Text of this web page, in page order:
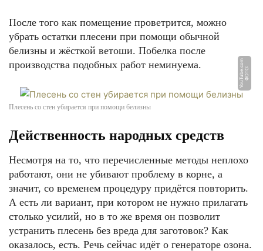
После того как помещение проветрится, можно
убрать остатки плесени при помощи обычной
белизны и жёсткой ветоши. Побелка после
производства подобных работ неминуема.
Ф
О
Т
О:
Y
o
u
T
u
b
e.
c
o
m
Плесень со стен убирается при помощи белизны
Действенность народных средств
Несмотря на то, что перечисленные методы неплохо
работают, они не убивают проблему в корне, а
значит, со временем процедуру придётся повторить.
А есть ли вариант, при котором не нужно прилагать
столько усилий, но в то же время он позволит
устранить плесень без вреда для заготовок? Как
оказалось, есть. Речь сейчас идёт о генераторе озона.